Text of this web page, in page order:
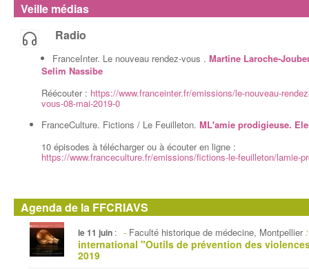
Veille médias
Radio
FranceInter. Le nouveau rendez-vous . Martine Laroche-
Selim Nassibe
Réécouter : https://www.franceinter.fr/emissions/le-nouveau-
vous-08-mai-2019-0
FranceCulture. Fictions / Le Feuilleton. ML'amie prodigieuse.
10 épisodes à télécharger ou à écouter en ligne :
https://www.franceculture.fr/emissions/fictions-le-feuilleton/lamie-
Agenda de la FFCRIAVS
le 11 juin : - Faculté historique de médecine, Montpellier :
international "Outils de prévention des
2019